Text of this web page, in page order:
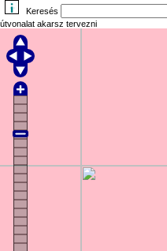
Keresés
útvonalat akarsz tervezni